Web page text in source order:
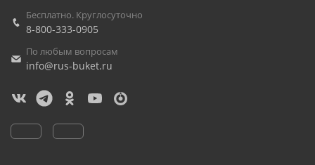
Бесплатно. Круглосуточно
8-800-333-0905
По любым вопросам
info@rus-buket.ru